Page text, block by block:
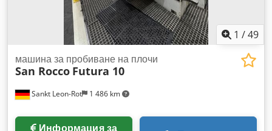
1 /49
Sankt Leon-Rot 1 486 km
машина за пробиване на плочи
San Rocco Futura 10
Информация за